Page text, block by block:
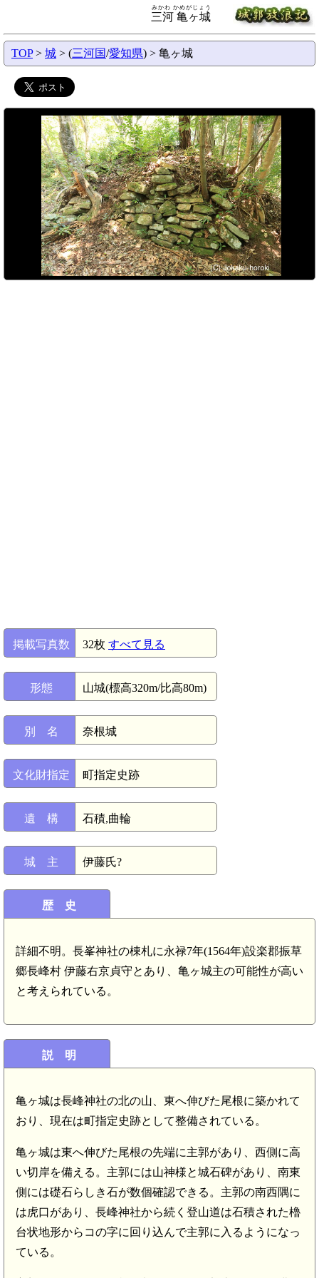
三河 亀ヶ城
みかわ かめがじょう
TOP> 城 > (三河国/愛知県) > 亀ヶ城
掲載写真数 32枚 すべて見る
形態 山城(標高320m/比高80m)
別 名 奈根城
文化財指定 町指定史跡
遺 構 石積,曲輪
城 主 伊藤氏?
歴 史
詳細不明。長峯神社の棟札に永禄7年(1564年)設楽郡振草
郷長峰村 伊藤右京貞守とあり、亀ヶ城主の可能性が高い
と考えられている。
説 明
亀ヶ城は長峰神社の北の山、東へ伸びた尾根に築かれて
おり、現在は町指定史跡として整備されている。
亀ヶ城は東へ伸びた尾根の先端に主郭があり、西側に高
い切岸を備える。主郭には山神様と城石碑があり、南東
側には礎石らしき石が数個確認できる。主郭の南西隅に
は虎口があり、長峰神社から続く登山道は石積された櫓
台状地形からコの字に回り込んで主郭に入るようになっ
ている。